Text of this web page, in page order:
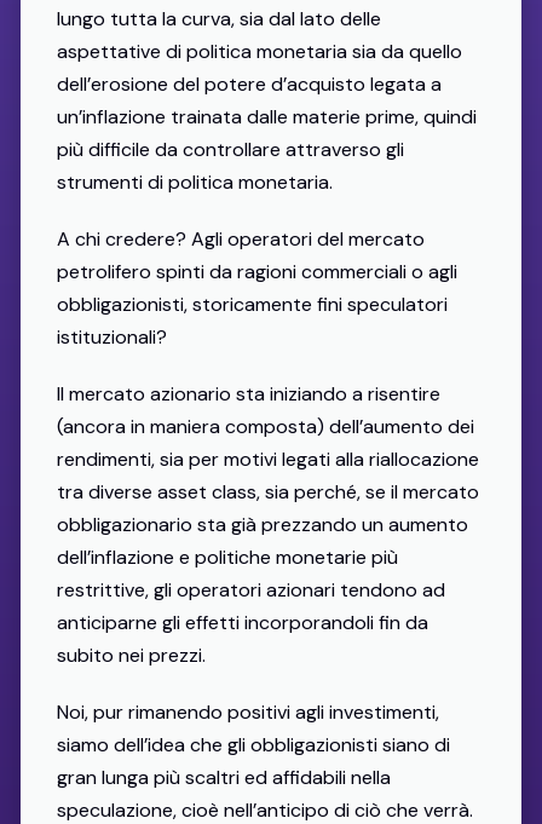
lungo tutta la curva, sia dal lato delle
aspettative di politica monetaria sia da quello
dell’erosione del potere d’acquisto legata a
un’inflazione trainata dalle materie prime, quindi
più difficile da controllare attraverso gli
strumenti di politica monetaria.
A chi credere? Agli operatori del mercato
petrolifero spinti da ragioni commerciali o agli
obbligazionisti, storicamente fini speculatori
istituzionali?
Il mercato azionario sta iniziando a risentire
(ancora in maniera composta) dell’aumento dei
rendimenti, sia per motivi legati alla riallocazione
tra diverse asset class, sia perché, se il mercato
obbligazionario sta già prezzando un aumento
dell’inflazione e politiche monetarie più
restrittive, gli operatori azionari tendono ad
anticiparne gli effetti incorporandoli fin da
subito nei prezzi.
Noi, pur rimanendo positivi agli investimenti,
siamo dell’idea che gli obbligazionisti siano di
gran lunga più scaltri ed affidabili nella
speculazione, cioè nell’anticipo di ciò che verrà.